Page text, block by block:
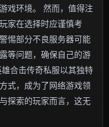
戏环境。 然而，值得注
家在选择时应谨慎考
惕部分不良服务器可能
等问题，确保自己的游
合击传奇私服以其独特
式，成为了网络游戏领
探索的玩家而言，这无